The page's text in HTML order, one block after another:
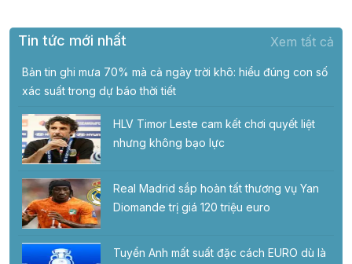
Tin tức mới nhất Xem tất cả
Bản tin ghi mưa 70% mà cả ngày trời khô: hiểu đúng con số
xác suất trong dự báo thời tiết
HLV Timor Leste cam kết chơi quyết liệt
nhưng không bạo lực
Real Madrid sắp hoàn tất thương vụ Yan
Diomande trị giá 120 triệu euro
Tuyển Anh mất suất đặc cách EURO dù là